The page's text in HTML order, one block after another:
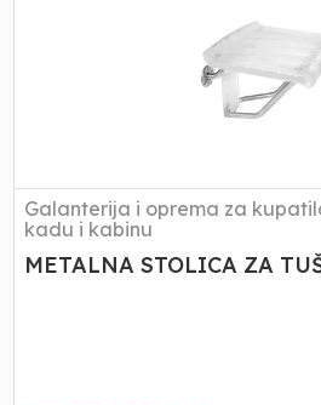
Galanterija i oprema za
kadu i kabinu
METALNA STOLICA ZA